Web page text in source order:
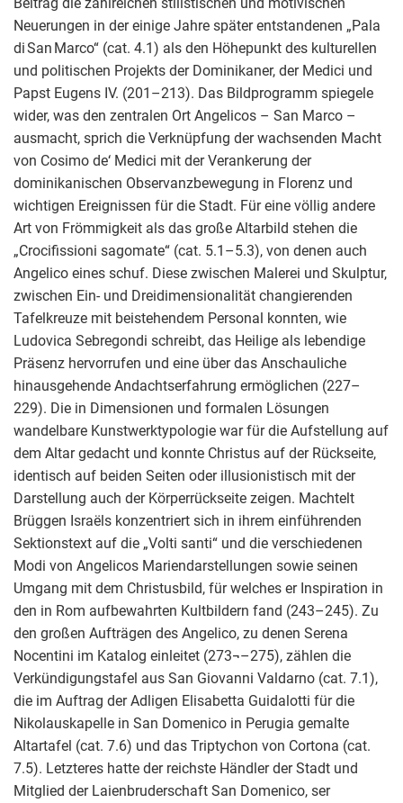
Neuerungen in der einige Jahre später entstandenen „Pala
di San Marco“ (cat. 4.1) als den Höhepunkt des kulturellen
und politischen Projekts der Dominikaner, der Medici und
Papst Eugens IV. (201–213). Das Bildprogramm spiegele
wider, was den zentralen Ort Angelicos – San Marco –
ausmacht, sprich die Verknüpfung der wachsenden Macht
von Cosimo de‘ Medici mit der Verankerung der
dominikanischen Observanzbewegung in Florenz und
wichtigen Ereignissen für die Stadt. Für eine völlig andere
Art von Frömmigkeit als das große Altarbild stehen die
„Crocifissioni sagomate“ (cat. 5.1–5.3), von denen auch
Angelico eines schuf. Diese zwischen Malerei und Skulptur,
zwischen Ein- und Dreidimensionalität changierenden
Tafelkreuze mit beistehendem Personal konnten, wie
Ludovica Sebregondi schreibt, das Heilige als lebendige
Präsenz hervorrufen und eine über das Anschauliche
hinausgehende Andachtserfahrung ermöglichen (227–
229). Die in Dimensionen und formalen Lösungen
wandelbare Kunstwerktypologie war für die Aufstellung auf
dem Altar gedacht und konnte Christus auf der Rückseite,
identisch auf beiden Seiten oder illusionistisch mit der
Darstellung auch der Körperrückseite zeigen. Machtelt
Brüggen Israëls konzentriert sich in ihrem einführenden
Sektionstext auf die „Volti santi“ und die verschiedenen
Modi von Angelicos Mariendarstellungen sowie seinen
Umgang mit dem Christusbild, für welches er Inspiration in
den in Rom aufbewahrten Kultbildern fand (243–245). Zu
den großen Aufträgen des Angelico, zu denen Serena
Nocentini im Katalog einleitet (273¬–275), zählen die
Verkündigungstafel aus San Giovanni Valdarno (cat. 7.1),
die im Auftrag der Adligen Elisabetta Guidalotti für die
Nikolauskapelle in San Domenico in Perugia gemalte
Altartafel (cat. 7.6) und das Triptychon von Cortona (cat.
7.5). Letzteres hatte der reichste Händler der Stadt und
Mitglied der Laienbruderschaft San Domenico, ser